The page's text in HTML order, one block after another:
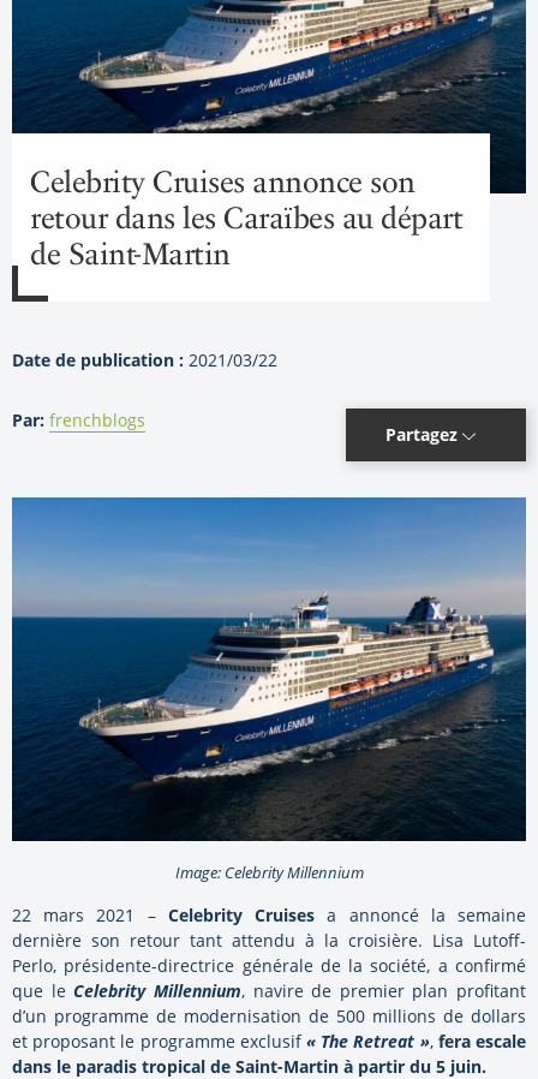
Celebrity Cruises annonce son
retour dans les Caraïbes au départ
de Saint-Martin
Date de publication : 2021/03/22
Par: frenchblogs
Partagez
Image: Celebrity Millennium
22 mars 2021 – Celebrity Cruises a annoncé la semaine
dernière son retour tant attendu à la croisière. Lisa Lutoff-
Perlo, présidente-directrice générale de la société, a confirmé
que leCelebrity Millennium, navire de premier plan profitant
d’un programme de modernisation de 500 millions de dollars
et proposant le programme exclusif« The Retreat », fera escale
dans le paradis tropical de Saint-Martin à partir du 5 juin.